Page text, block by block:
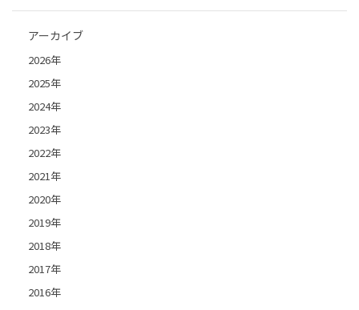
アーカイブ
2026年
2025年
2024年
2023年
2022年
2021年
2020年
2019年
2018年
2017年
2016年